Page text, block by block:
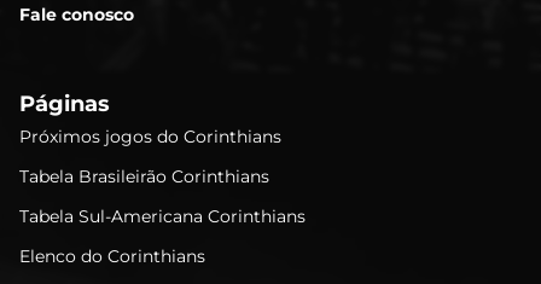
Fale conosco
Páginas
Próximos jogos do Corinthians
Tabela Brasileirão Corinthians
Tabela Sul-Americana Corinthians
Elenco do Corinthians